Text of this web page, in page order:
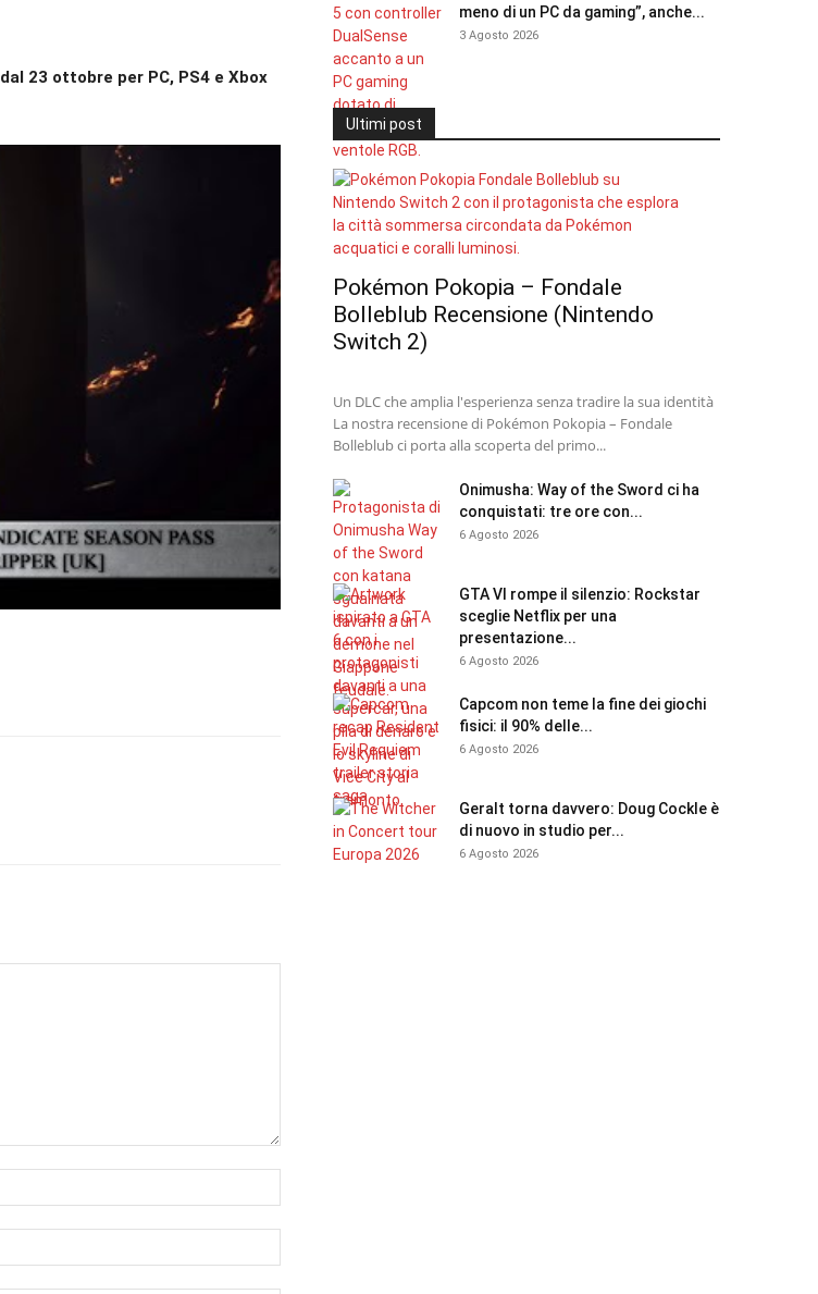
dal 23 ottobre per PC, PS4 e Xbox
meno di un PC da gaming”, anche...
3 Agosto 2026
Ultimi post
Pokémon Pokopia – Fondale
Bolleblub Recensione (Nintendo
Switch 2)
Un DLC che amplia l'esperienza senza tradire la sua identità
La nostra recensione di Pokémon Pokopia – Fondale
Bolleblub ci porta alla scoperta del primo...
Onimusha: Way of the Sword ci ha
conquistati: tre ore con...
6 Agosto 2026
GTA VI rompe il silenzio: Rockstar
sceglie Netflix per una
presentazione...
6 Agosto 2026
Capcom non teme la fine dei giochi
fisici: il 90% delle...
6 Agosto 2026
Geralt torna davvero: Doug Cockle è
di nuovo in studio per...
6 Agosto 2026